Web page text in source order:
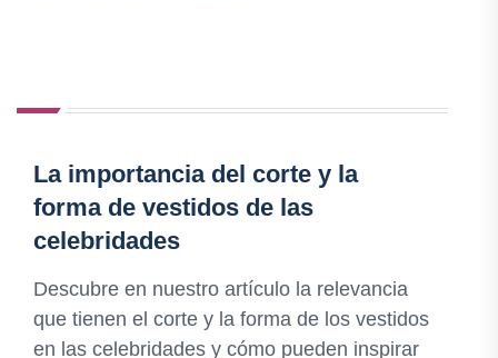
La importancia del corte y la
forma de vestidos de las
celebridades
Descubre en nuestro artículo la relevancia
que tienen el corte y la forma de los vestidos
en las celebridades y cómo pueden inspirar